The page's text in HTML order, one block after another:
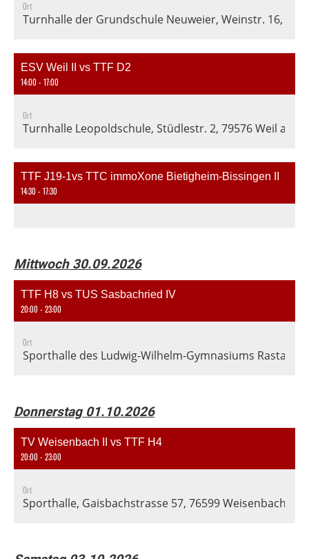
Ort
Turnhalle der Grundschule Neuweier, Weinstr. 16,
ESV Weil II vs TTF D2
14:00 - 17:00
Ort
Turnhalle Leopoldschule, Stüdlestr. 2, 79576 Weil am
TTF J19-1vs TTC immoXone Bietigheim-Bissingen II
14:30 - 17:30
Mittwoch 30.09.2026
TTF H8 vs TUS Sasbachried IV
20:00 - 23:00
Ort
Sporthalle des Ludwig-Wilhelm-Gymnasiums Rastatt,
Donnerstag 01.10.2026
TV Weisenbach II vs TTF H4
20:00 - 23:00
Ort
Sporthalle, Gaisbachstrasse 57, 76599 Weisenbach,